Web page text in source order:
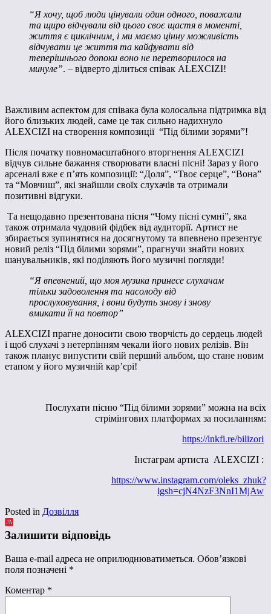
“Я хочу, щоб люди цінували один одного, поважали
та щиро відчували від цього своє щастя в моменті,
життя є циклічним, і ми маємо цінну можливість
відчувати це життя та кайфувати від
теперішнього допоки воно не перетворилося на
минуле”. – відверто ділиться співак ALEXCIZI!
Важливим аспектом для співака була колосальна підтримка від
його близьких людей, саме це так сильно надихнуло
ALEXCIZI на створення композиції “Під білими зорями”!
Після початку повномасштабного вторгнення ALEXCIZI
відчув сильне бажання створювати власні пісні! Зараз у його
арсеналі вже є п’ять композиції: “Доля”, “Твоє серце”, “Вона”
та “Мовчиш”, які знайшли своїх слухачів та отримали
позитивні відгуки.
Та нещодавно презентована пісня “Чому пісні сумні”, яка
також отримала чудовий фідбек від аудиторії. Артист не
збирається зупинятися на досягнутому та впевнено презентує
новий реліз “Під білими зорями”, прагнучи знайти нових
шанувальників, які поділяють його музичні погляди!
“Я впевнений, що моя музика принесе слухачам
тільки задоволення та насолоду від
прослуховування, і вони будуть знову і знову
вмикати її на повтор”
ALEXCIZI прагне доносити свою творчість до сердець людей
і щоб слухачі з нетерпінням чекали його нових релізів. Він
також планує випустити свій перший альбом, що стане новим
етапом у його музичній кар’єрі!
Послухати пісню “Під білими зорями” можна на всіх
стрімінгових платформах за посиланням:
https://lnkfi.re/bilizori
Інстаграм артиста ALEXCIZI :
https://www.instagram.com/oleks_zhuk?
igsh=cjN4NzF3NnI1MjAw
Posted in Дозвілля
Залишити відповідь
Ваша e-mail адреса не оприлюднюватиметься. Обов’язкові
поля позначені *
Коментар *